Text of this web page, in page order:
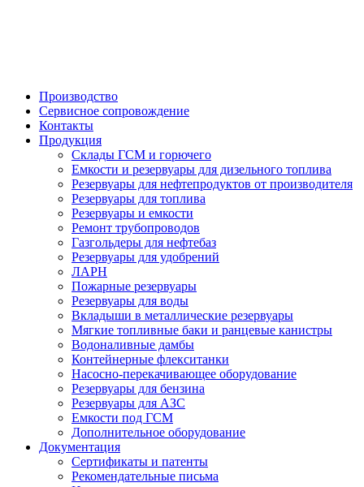
Производство
Сервисное сопровождение
Контакты
Продукция
Склады ГСМ и горючего
Емкости и резервуары для дизельного топлива
Резервуары для нефтепродуктов от производителя
Резервуары для топлива
Резервуары и емкости
Ремонт трубопроводов
Газгольдеры для нефтебаз
Резервуары для удобрений
ЛАРН
Пожарные резервуары
Резервуары для воды
Вкладыши в металлические резервуары
Мягкие топливные баки и ранцевые канистры
Водоналивные дамбы
Контейнерные флекситанки
Насосно-перекачивающее оборудование
Резервуары для бензина
Резервуары для АЗС
Емкости под ГСМ
Дополнительное оборудование
Документация
Сертификаты и патенты
Рекомендательные письма